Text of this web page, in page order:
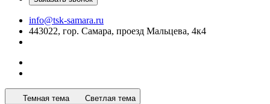
info@tsk-samara.ru
443022, гор. Самара, проезд Мальцева, 4к4
Темная тема Светлая тема